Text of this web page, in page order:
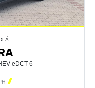
eDCT 6
